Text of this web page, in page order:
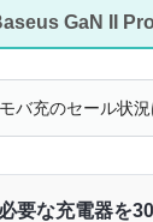
GaN II
バ充のセール状況
要な充電器を